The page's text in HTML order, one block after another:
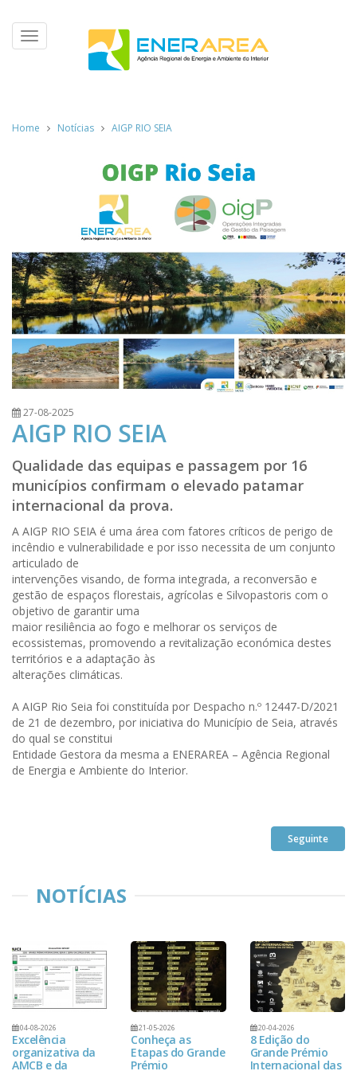
Toggle
navigation
Home Notícias AIGP RIO SEIA
27-08-2025
AIGP RIO SEIA
Qualidade das equipas e passagem por 16
municípios confirmam o elevado patamar
internacional da prova.
A AIGP RIO SEIA é uma área com fatores críticos de perigo de
incêndio e vulnerabilidade e por isso necessita de um conjunto
articulado de
intervenções visando, de forma integrada, a reconversão e
gestão de espaços florestais, agrícolas e Silvopastoris com o
objetivo de garantir uma
maior resiliência ao fogo e melhorar os serviços de
ecossistemas, promovendo a revitalização económica destes
territórios e a adaptação às
alterações climáticas.
A AIGP Rio Seia foi constituída por Despacho n.º 12447-D/2021
de 21 de dezembro, por iniciativa do Município de Seia, através
do qual se constitui
Entidade Gestora da mesma a ENERAREA – Agência Regional
de Energia e Ambiente do Interior.
Seguinte
NOTÍCIAS
04-08-2026
Excelência
organizativa da
AMCB e da
21-05-2026
Conheça as
Etapas do Grande
Prémio
20-04-2026
8 Edição do
Grande Prémio
Internacional das